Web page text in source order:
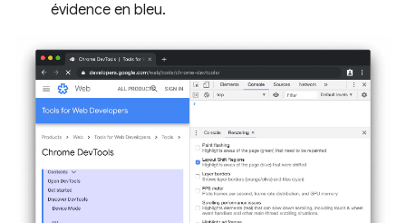
évidence en bleu.